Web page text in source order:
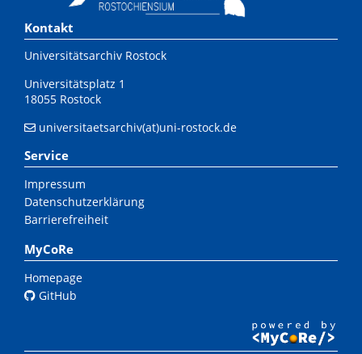
Kontakt
Universitätsarchiv Rostock
Universitätsplatz 1
18055 Rostock
universitaetsarchiv(at)uni-rostock.de
Service
Impressum
Datenschutzerklärung
Barrierefreiheit
MyCoRe
Homepage
GitHub